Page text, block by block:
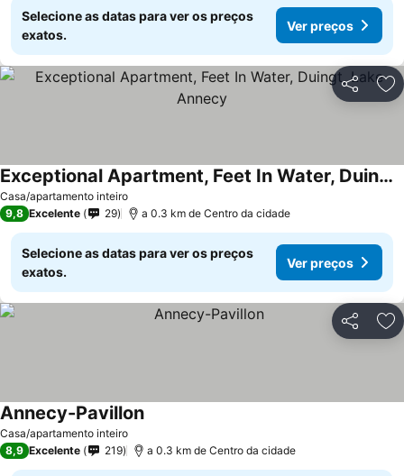
Selecione as datas para ver os preços
exatos.
Ver preços
Partilhar
Casa/apartamento inteiro
Exceptional Apartment, Feet In Water, Duingt, Lake Annecy
Ver preços
9,8 Excelente 29 a 0.3 km de Centro da cidade
Selecione as datas para ver os preços
exatos.
Ver preços
Partilhar
Casa/apartamento inteiro
Annecy-PavillonVer preços
8,9 Excelente 219 a 0.3 km de Centro da cidade